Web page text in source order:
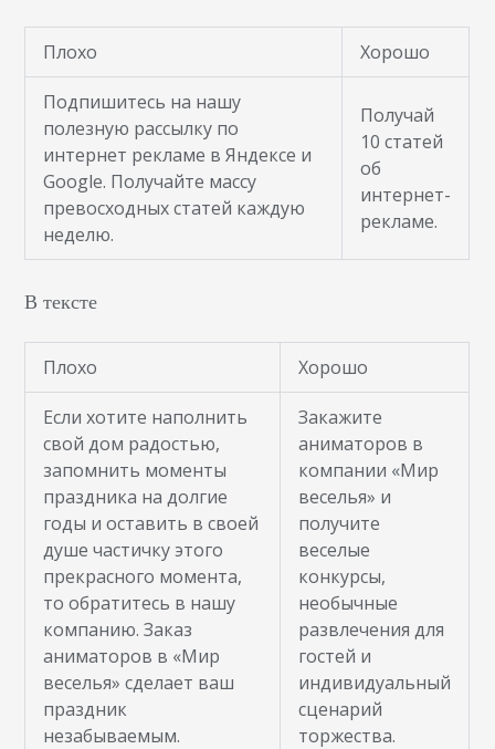
Плохо Хорошо
Подпишитесь на нашу
полезную рассылку по
интернет рекламе в Яндексе и
Google. Получайте массу
превосходных статей каждую
неделю.
Получай
10 статей
об
интернет-
рекламе.
В тексте
Плохо Хорошо
Если хотите наполнить
свой дом радостью,
запомнить моменты
праздника на долгие
годы и оставить в своей
душе частичку этого
прекрасного момента,
то обратитесь в нашу
компанию. Заказ
аниматоров в «Мир
веселья» сделает ваш
праздник
незабываемым.
Закажите
аниматоров в
компании «Мир
веселья» и
получите
веселые
конкурсы,
необычные
развлечения для
гостей и
индивидуальный
сценарий
торжества.